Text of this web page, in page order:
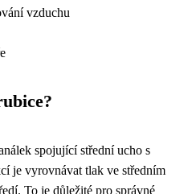
vzduchu
spojující střední ucho s
je vyrovnávat tlak ve středním
To je důležité pro správné